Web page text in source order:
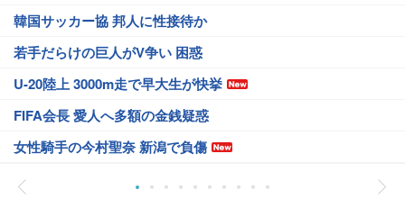
韓国サッカー協 邦人に性接待か
若手だらけの巨人がV争い 困惑
U-20陸上 3000m走で早大生が快挙
FIFA会長 愛人へ多額の金銭疑惑
女性騎手の今村聖奈 新潟で負傷